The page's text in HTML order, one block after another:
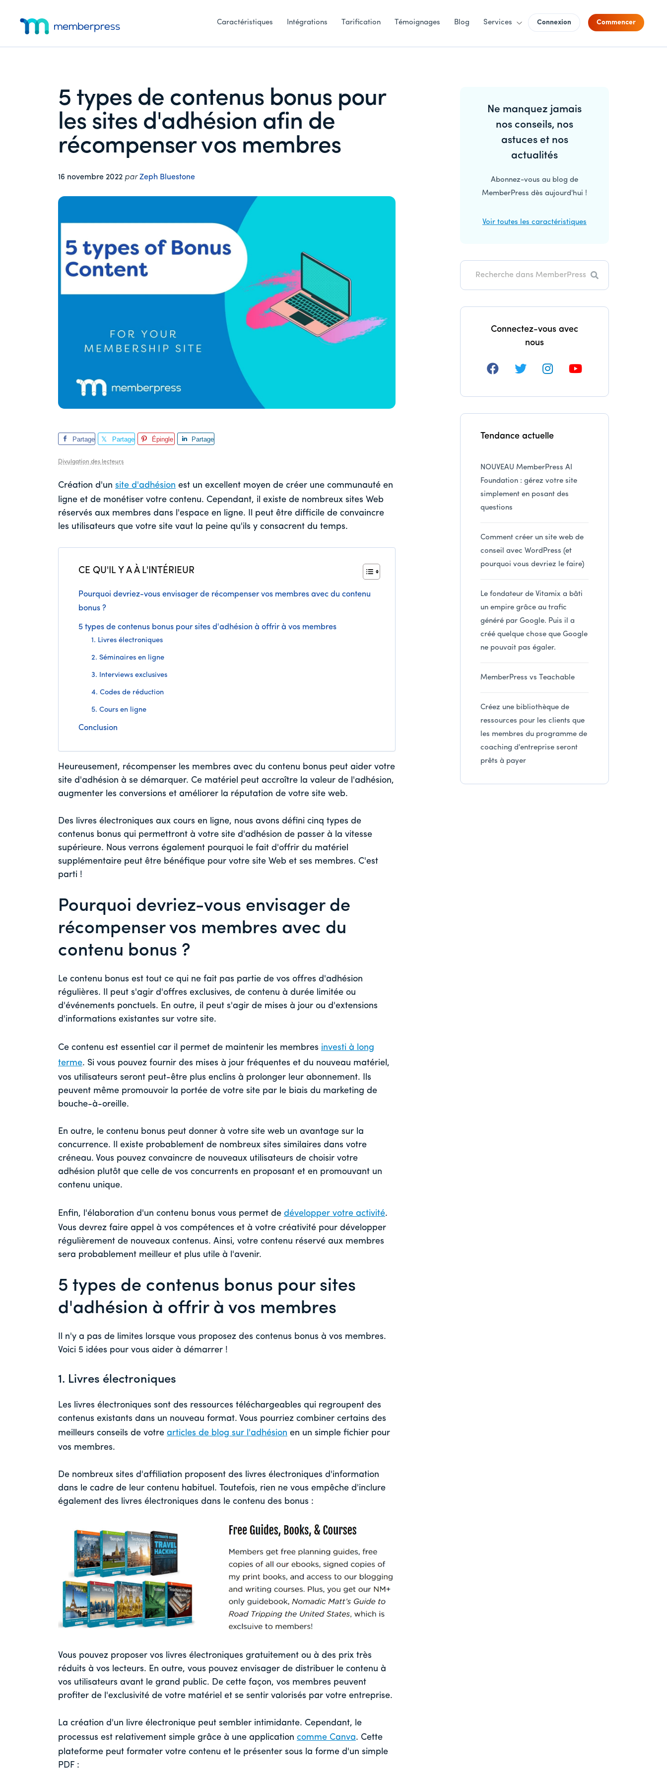
supplémentaire
Caractéristiques Intégrations Tarification Témoignages Blog Services Connexion Commencer
5 types de contenus bonus pour
les sites d'adhésion afin de
récompenser vos membres
16 novembre 2022 parZeph Bluestone
Partage
Partage
Épingle
Partage
Divulgation des lecteurs
Création d'un site d'adhésion est un excellent moyen de créer une communauté en
ligne et de monétiser votre contenu. Cependant, il existe de nombreux sites Web
réservés aux membres dans l'espace en ligne. Il peut être difficile de convaincre
les utilisateurs que votre site vaut la peine qu'ils y consacrent du temps.
CE QU'IL Y A À L'INTÉRIEUR
Pourquoi devriez-vous envisager de récompenser vos membres avec du contenu
bonus ?
5 types de contenus bonus pour sites d'adhésion à offrir à vos membres
1. Livres électroniques
2. Séminaires en ligne
3. Interviews exclusives
4. Codes de réduction
5. Cours en ligne
Conclusion
Heureusement, récompenser les membres avec du contenu bonus peut aider votre
site d'adhésion à se démarquer. Ce matériel peut accroître la valeur de l'adhésion,
augmenter les conversions et améliorer la réputation de votre site web.
Des livres électroniques aux cours en ligne, nous avons défini cinq types de
contenus bonus qui permettront à votre site d'adhésion de passer à la vitesse
supérieure. Nous verrons également pourquoi le fait d'offrir du matériel
supplémentaire peut être bénéfique pour votre site Web et ses membres. C'est
parti !
Pourquoi devriez-vous envisager de
récompenser vos membres avec du
contenu bonus ?
Le contenu bonus est tout ce qui ne fait pas partie de vos offres d'adhésion
régulières. Il peut s'agir d'offres exclusives, de contenu à durée limitée ou
d'événements ponctuels. En outre, il peut s'agir de mises à jour ou d'extensions
d'informations existantes sur votre site.
Ce contenu est essentiel car il permet de maintenir les membres investi à long
terme. Si vous pouvez fournir des mises à jour fréquentes et du nouveau matériel,
vos utilisateurs seront peut-être plus enclins à prolonger leur abonnement. Ils
peuvent même promouvoir la portée de votre site par le biais du marketing de
bouche-à-oreille.
En outre, le contenu bonus peut donner à votre site web un avantage sur la
concurrence. Il existe probablement de nombreux sites similaires dans votre
créneau. Vous pouvez convaincre de nouveaux utilisateurs de choisir votre
adhésion plutôt que celle de vos concurrents en proposant et en promouvant un
contenu unique.
Enfin, l'élaboration d'un contenu bonus vous permet de développer votre activité.
Vous devrez faire appel à vos compétences et à votre créativité pour développer
régulièrement de nouveaux contenus. Ainsi, votre contenu réservé aux membres
sera probablement meilleur et plus utile à l'avenir.
5 types de contenus bonus pour sites
d'adhésion à offrir à vos membres
Il n'y a pas de limites lorsque vous proposez des contenus bonus à vos membres.
Voici 5 idées pour vous aider à démarrer !
1. Livres électroniques
Les livres électroniques sont des ressources téléchargeables qui regroupent des
contenus existants dans un nouveau format. Vous pourriez combiner certains des
meilleurs conseils de votre articles de blog sur l'adhésion en un simple fichier pour
vos membres.
De nombreux sites d'affiliation proposent des livres électroniques d'information
dans le cadre de leur contenu habituel. Toutefois, rien ne vous empêche d'inclure
également des livres électroniques dans le contenu des bonus :
Vous pouvez proposer vos livres électroniques gratuitement ou à des prix très
réduits à vos lecteurs. En outre, vous pouvez envisager de distribuer le contenu à
vos utilisateurs avant le grand public. De cette façon, vos membres peuvent
profiter de l'exclusivité de votre matériel et se sentir valorisés par votre entreprise.
La création d'un livre électronique peut sembler intimidante. Cependant, le
processus est relativement simple grâce à une application comme Canva. Cette
plateforme peut formater votre contenu et le présenter sous la forme d'un simple
PDF :
latérale
principale
Ne manquez jamais
nos conseils, nos
astuces et nos
actualités
Abonnez-vous au blog de
MemberPress dès aujourd'hui !
Voir toutes les caractéristiques
Recherche
Connectez-vous avec
nous
Tendance actuelle
NOUVEAU MemberPress AI
Foundation : gérez votre site
simplement en posant des
questions
Comment créer un site web de
conseil avec WordPress (et
pourquoi vous devriez le faire)
Le fondateur de Vitamix a bâti
un empire grâce au trafic
généré par Google. Puis il a
créé quelque chose que Google
ne pouvait pas égaler.
MemberPress vs Teachable
Créez une bibliothèque de
ressources pour les clients que
les membres du programme de
coaching d'entreprise seront
prêts à payer